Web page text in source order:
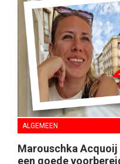
ALGEMEEN
Marouschka
een goede